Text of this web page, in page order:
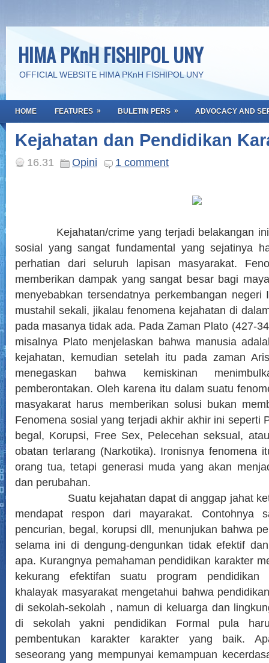
HIMA PKnH FISHIPOL UNY
OFFICIAL WEBSITE HIMA PKnH FISHIPOL UNY
HOME FEATURES » BULETIN PERS » ADVOCACY AND
Kejahatan dan Pendidikan
16.31 Opini 1 comment
Kejahatan/crime yang terjadi belakangan ini
sosial yang sangat fundamental yang sejatinya
perhatian dari seluruh lapisan masyarakat.
memberikan dampak yang sangat besar bagi
menyebabkan tersendatnya perkembangan negeri
mustahil sekali, jikalau fenomena kejahatan di
pada masanya tidak ada. Pada Zaman Plato (427-
misalnya Plato menjelaskan bahwa manusia
kejahatan, kemudian setelah itu pada zaman
menegaskan bahwa kemiskinan
pemberontakan. Oleh karena itu dalam suatu
masyakarat harus memberikan solusi bukan
Fenomena sosial yang terjadi akhir akhir ini seperti
begal, Korupsi, Free Sex, Pelecehan seksual,
obatan terlarang (Narkotika). Ironisnya fenomena
orang tua, tetapi generasi muda yang akan
dan perubahan.
Suatu kejahatan dapat di anggap jahat
mendapat respon dari mayarakat. Contohnya
pencurian, begal, korupsi dll, menunjukan bahwa
selama ini di dengung-dengunkan tidak efektif
apa. Kurangnya pemahaman pendidikan karakter
kekurang efektifan suatu program pendidikan
khalayak masyarakat mengetahui bahwa
di sekolah-sekolah , namun di keluarga dan
di sekolah yakni pendidikan Formal pula
pembentukan karakter karakter yang baik.
seseorang yang mempunyai kemampuan